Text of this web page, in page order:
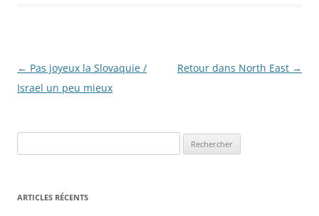
Navigation
des
← Pas joyeux la Slovaquie /
Israel un peu mieux
Retour dans North East →
ARTICLES RÉCENTS